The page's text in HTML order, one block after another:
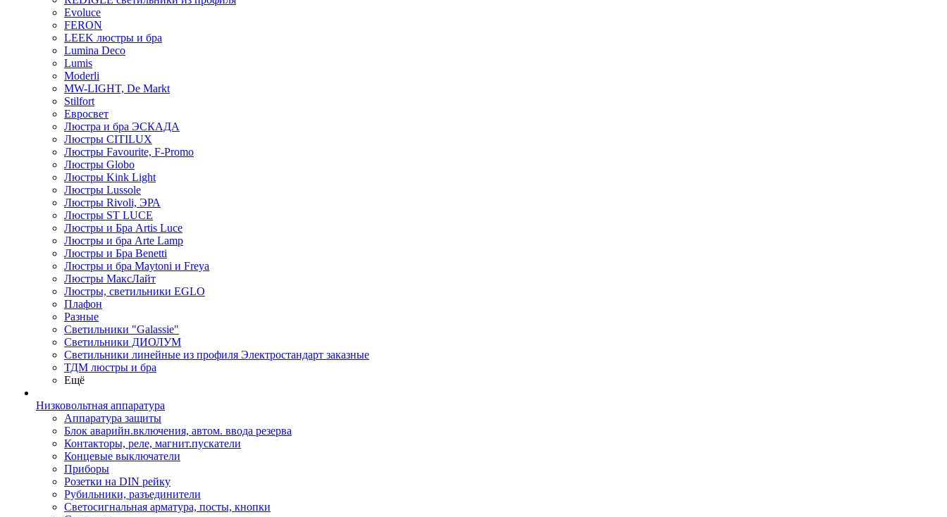
Evoluce
FERON
LEEK люстры и бра
Lumina Deco
Lumis
Moderli
MW-LIGHT, De Markt
Stilfort
Евросвет
Люстра и бра ЭСКАДА
Люстры CITILUX
Люстры Favourite, F-Promo
Люстры Globo
Люстры Kink Light
Люстры Lussole
Люстры Rivoli, ЭРА
Люстры ST LUCE
Люстры и Бра Artis Luce
Люстры и бра Arte Lamp
Люстры и Бра Benetti
Люстры и бра Maytoni и Freya
Люстры МаксЛайт
Люстры, светильники EGLO
Плафон
Разные
Светильники "Galassie"
Светильники ДИОЛУМ
Светильники линейные из профиля Электростандарт заказные
ТДМ люстры и бра
Ещё
Низковольтная аппаратура
Аппаратура защиты
Блок аварийн.включения, автом. ввода резерва
Контакторы, реле, магнит.пускатели
Концевые выключатели
Приборы
Розетки на DIN рейку
Рубильники, разъединители
Светосигнальная арматура, посты, кнопки